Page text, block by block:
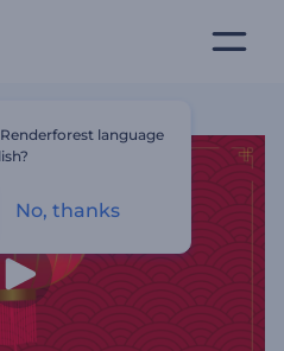
language
No, thanks